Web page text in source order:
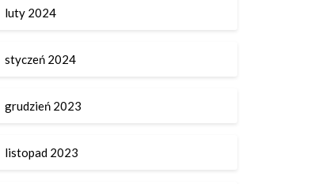
luty 2024
styczeń 2024
grudzień 2023
listopad 2023